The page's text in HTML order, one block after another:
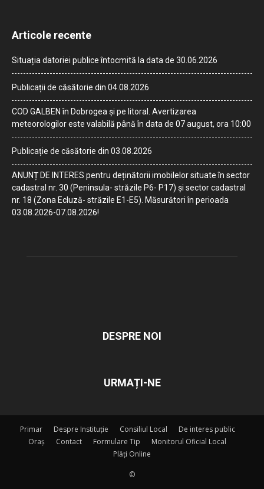
Articole recente
Situația datoriei publice întocmită la data de 30.06.2026
Publicații de căsătorie din 04.08.2026
COD GALBEN în Dobrogea și pe litoral. Avertizarea
meteorologilor este valabilă până în data de 07 august, ora 10:00
Publicație de căsătorie din 03.08.2026
ANUNȚ DE INTERES pentru deținătorii imobilelor situate în sector
cadastral nr. 30 (Peninsula- străzile P6- P17) și sector cadastral
nr. 18 (Zona Ecluză- străzile E1-E5). Măsurători în perioada
03.08.2026-07.08.2026!
DESPRE NOI
URMAȚI-NE
Primar Despre Instituție Consiliul Local
De interes public
Oraș
Contact Formulare Tip
Monitorul Oficial Local
Plăți Online
©